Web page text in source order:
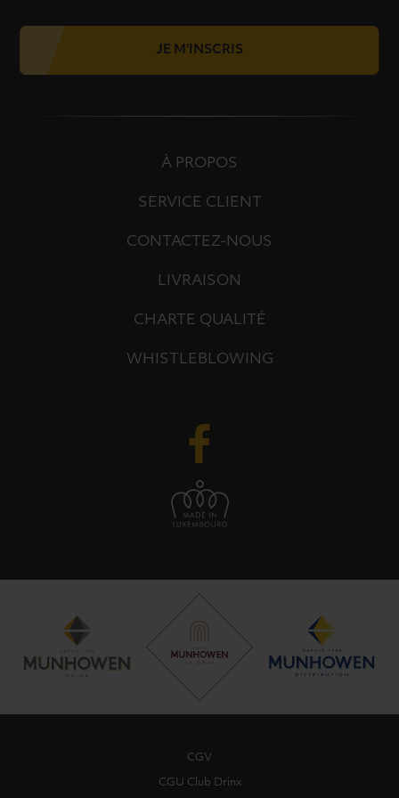
JE M'INSCRIS
À PROPOS
SERVICE CLIENT
CONTACTEZ-NOUS
LIVRAISON
CHARTE QUALITÉ
WHISTLEBLOWING
CGV
CGU Club Drinx